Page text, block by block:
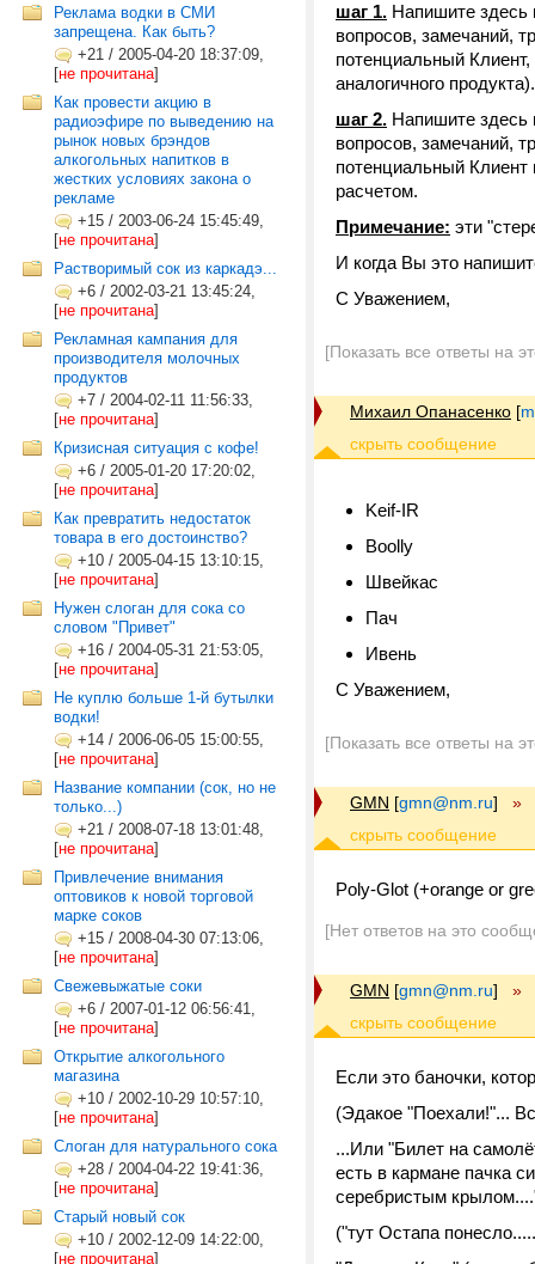
Реклама водки в СМИ
запрещена. Как быть?
+21 / 2005-04-20 18:37:09,
[не прочитана]
Как провести акцию в
радиоэфире по выведению на
рынок новых брэндов
алкогольных напитков в
жестких условиях закона о
рекламе
+15 / 2003-06-24 15:45:49,
[не прочитана]
Растворимый сок из каркадэ...
+6 / 2002-03-21 13:45:24,
[не прочитана]
Рекламная кампания для
производителя молочных
продуктов
+7 / 2004-02-11 11:56:33,
[не прочитана]
Кризисная ситуация с кофе!
+6 / 2005-01-20 17:20:02,
[не прочитана]
Как превратить недостаток
товара в его достоинство?
+10 / 2005-04-15 13:10:15,
[не прочитана]
Нужен слоган для сока со
словом "Привет"
+16 / 2004-05-31 21:53:05,
[не прочитана]
Не куплю больше 1-й бутылки
водки!
+14 / 2006-06-05 15:00:55,
[не прочитана]
Название компании (сок, но не
только...)
+21 / 2008-07-18 13:01:48,
[не прочитана]
Привлечение внимания
оптовиков к новой торговой
марке соков
+15 / 2008-04-30 07:13:06,
[не прочитана]
Свежевыжатые соки
+6 / 2007-01-12 06:56:41,
[не прочитана]
Открытие алкогольного
магазина
+10 / 2002-10-29 10:57:10,
[не прочитана]
Слоган для натурального сока
+28 / 2004-04-22 19:41:36,
[не прочитана]
Старый новый сок
+10 / 2002-12-09 14:22:00,
[не прочитана]
шаг 1. Напишите здесь
вопросов, замечаний,
потенциальный
аналогичного продукта).
шаг 2. Напишите здесь
вопросов, замечаний,
потенциальный Клиент
расчетом.
Примечание: эти
И когда Вы это
С Уважением,
[Показать все ответы на
Михаил Опанасенко [
Keif-IR
Boolly
Швейкас
Пач
Ивень
С Уважением,
[Показать все ответы на
GMN [gmn@nm.ru] »
Poly-Glot (+orange or
[Нет ответов на это
GMN [gmn@nm.ru] »
Если это баночки,
(Эдакое "Поехали!"...
...Или "Билет на
есть в кармане пачка
серебристым
("тут Остапа